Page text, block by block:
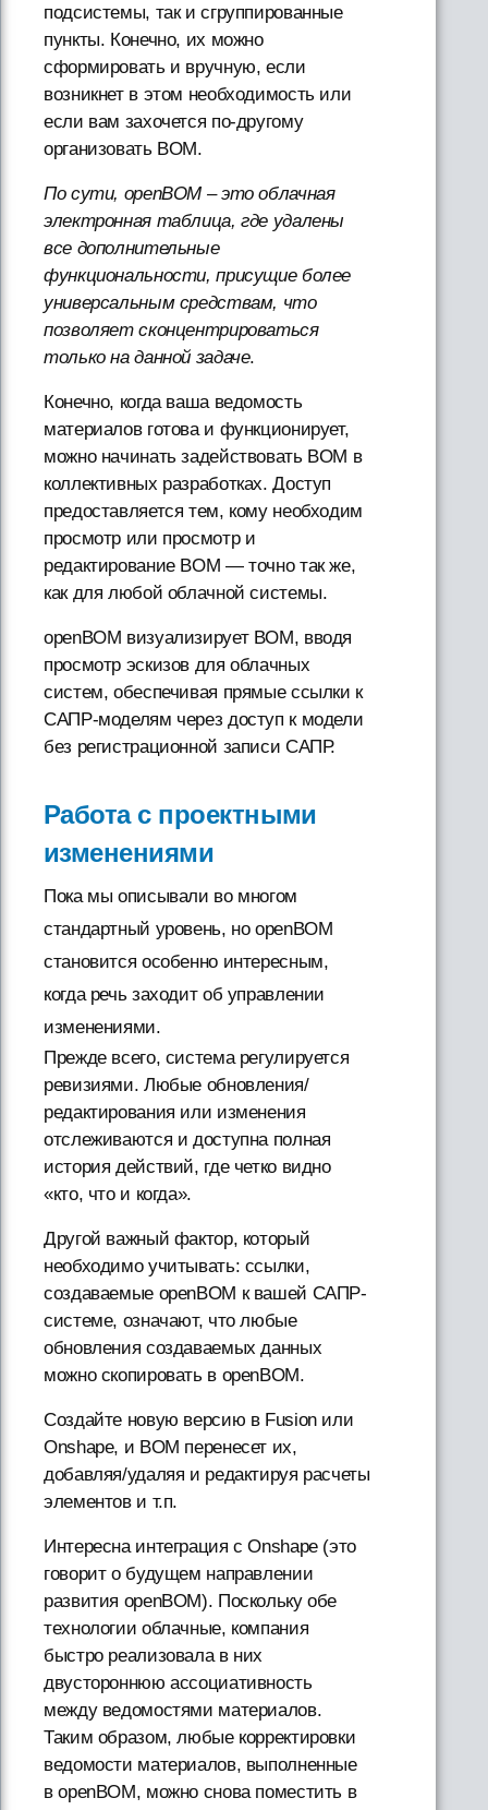
подсистемы, так и сгруппированные
пункты. Конечно, их можно
сформировать и вручную, если
возникнет в этом необходимость или
если вам захочется по-другому
организовать BOM.
По сути, openBOM – это облачная
электронная таблица, где удалены
все дополнительные
функциональности, присущие более
универсальным средствам, что
позволяет сконцентрироваться
только на данной задаче.
Конечно, когда ваша ведомость
материалов готова и функционирует,
можно начинать задействовать BOM в
коллективных разработках. Доступ
предоставляется тем, кому необходим
просмотр или просмотр и
редактирование BOM — точно так же,
как для любой облачной системы.
openBOM визуализирует BOM, вводя
просмотр эскизов для облачных
систем, обеспечивая прямые ссылки к
САПР-моделям через доступ к модели
без регистрационной записи САПР.
Работа с проектными
изменениями
Пока мы описывали во многом
стандартный уровень, но openBOM
становится особенно интересным,
когда речь заходит об управлении
изменениями.
Прежде всего, система регулируется
ревизиями. Любые обновления/
редактирования или изменения
отслеживаются и доступна полная
история действий, где четко видно
«кто, что и когда».
Другой важный фактор, который
необходимо учитывать: ссылки,
создаваемые openBOM к вашей САПР-
системе, означают, что любые
обновления создаваемых данных
можно скопировать в openBOM.
Создайте новую версию в Fusion или
Onshape, и BOM перенесет их,
добавляя/удаляя и редактируя расчеты
элементов и т.п.
Интересна интеграция с Onshape (это
говорит о будущем направлении
развития openBOM). Поскольку обе
технологии облачные, компания
быстро реализовала в них
двустороннюю ассоциативность
между ведомостями материалов.
Таким образом, любые корректировки
ведомости материалов, выполненные
в openBOM, можно снова поместить в